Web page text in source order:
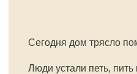
Сегодня дом трясло
Люди устали петь, пить